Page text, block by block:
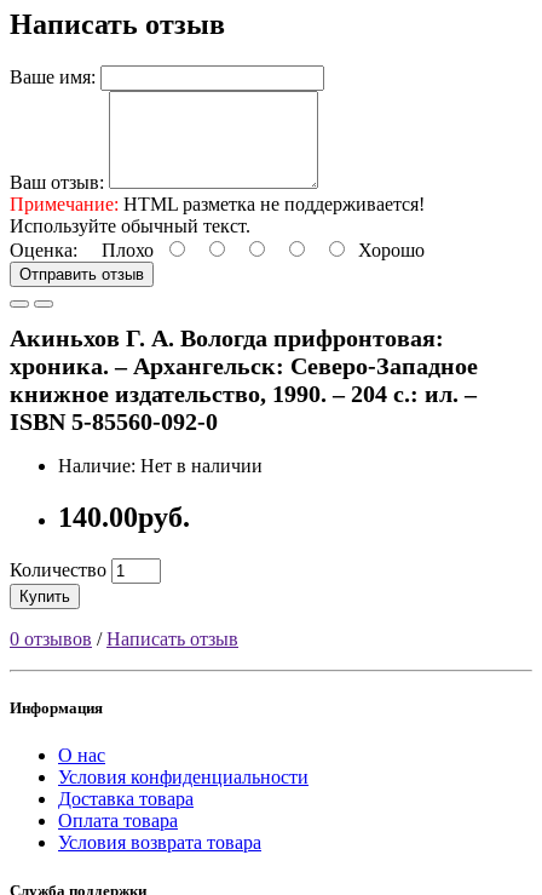
Написать отзыв
Ваше имя:
Ваш отзыв:
Примечание: HTML разметка не поддерживается!
Используйте обычный текст.
Оценка: Плохо Хорошо
Отправить отзыв
Акиньхов Г. А. Вологда прифронтовая:
хроника. – Архангельск: Северо-Западное
книжное издательство, 1990. – 204 с.: ил. –
ISBN 5-85560-092-0
Наличие: Нет в наличии
140.00руб.
Количество
Купить
0 отзывов /Написать отзыв
Информация
О нас
Условия конфиденциальности
Доставка товара
Оплата товара
Условия возврата товара
Служба поддержки